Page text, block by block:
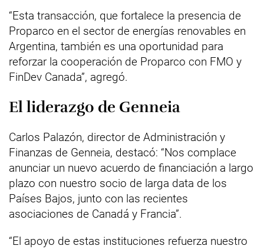
“Esta transacción, que fortalece la presencia de
Proparco en el sector de energías renovables en
Argentina, también es una oportunidad para
reforzar la cooperación de Proparco con FMO y
FinDev Canada”, agregó.
El liderazgo de Genneia
Carlos Palazón, director de Administración y
Finanzas de Genneia, destacó: “Nos complace
anunciar un nuevo acuerdo de financiación a largo
plazo con nuestro socio de larga data de los
Países Bajos, junto con las recientes
asociaciones de Canadá y Francia”.
“El apoyo de estas instituciones refuerza nuestro